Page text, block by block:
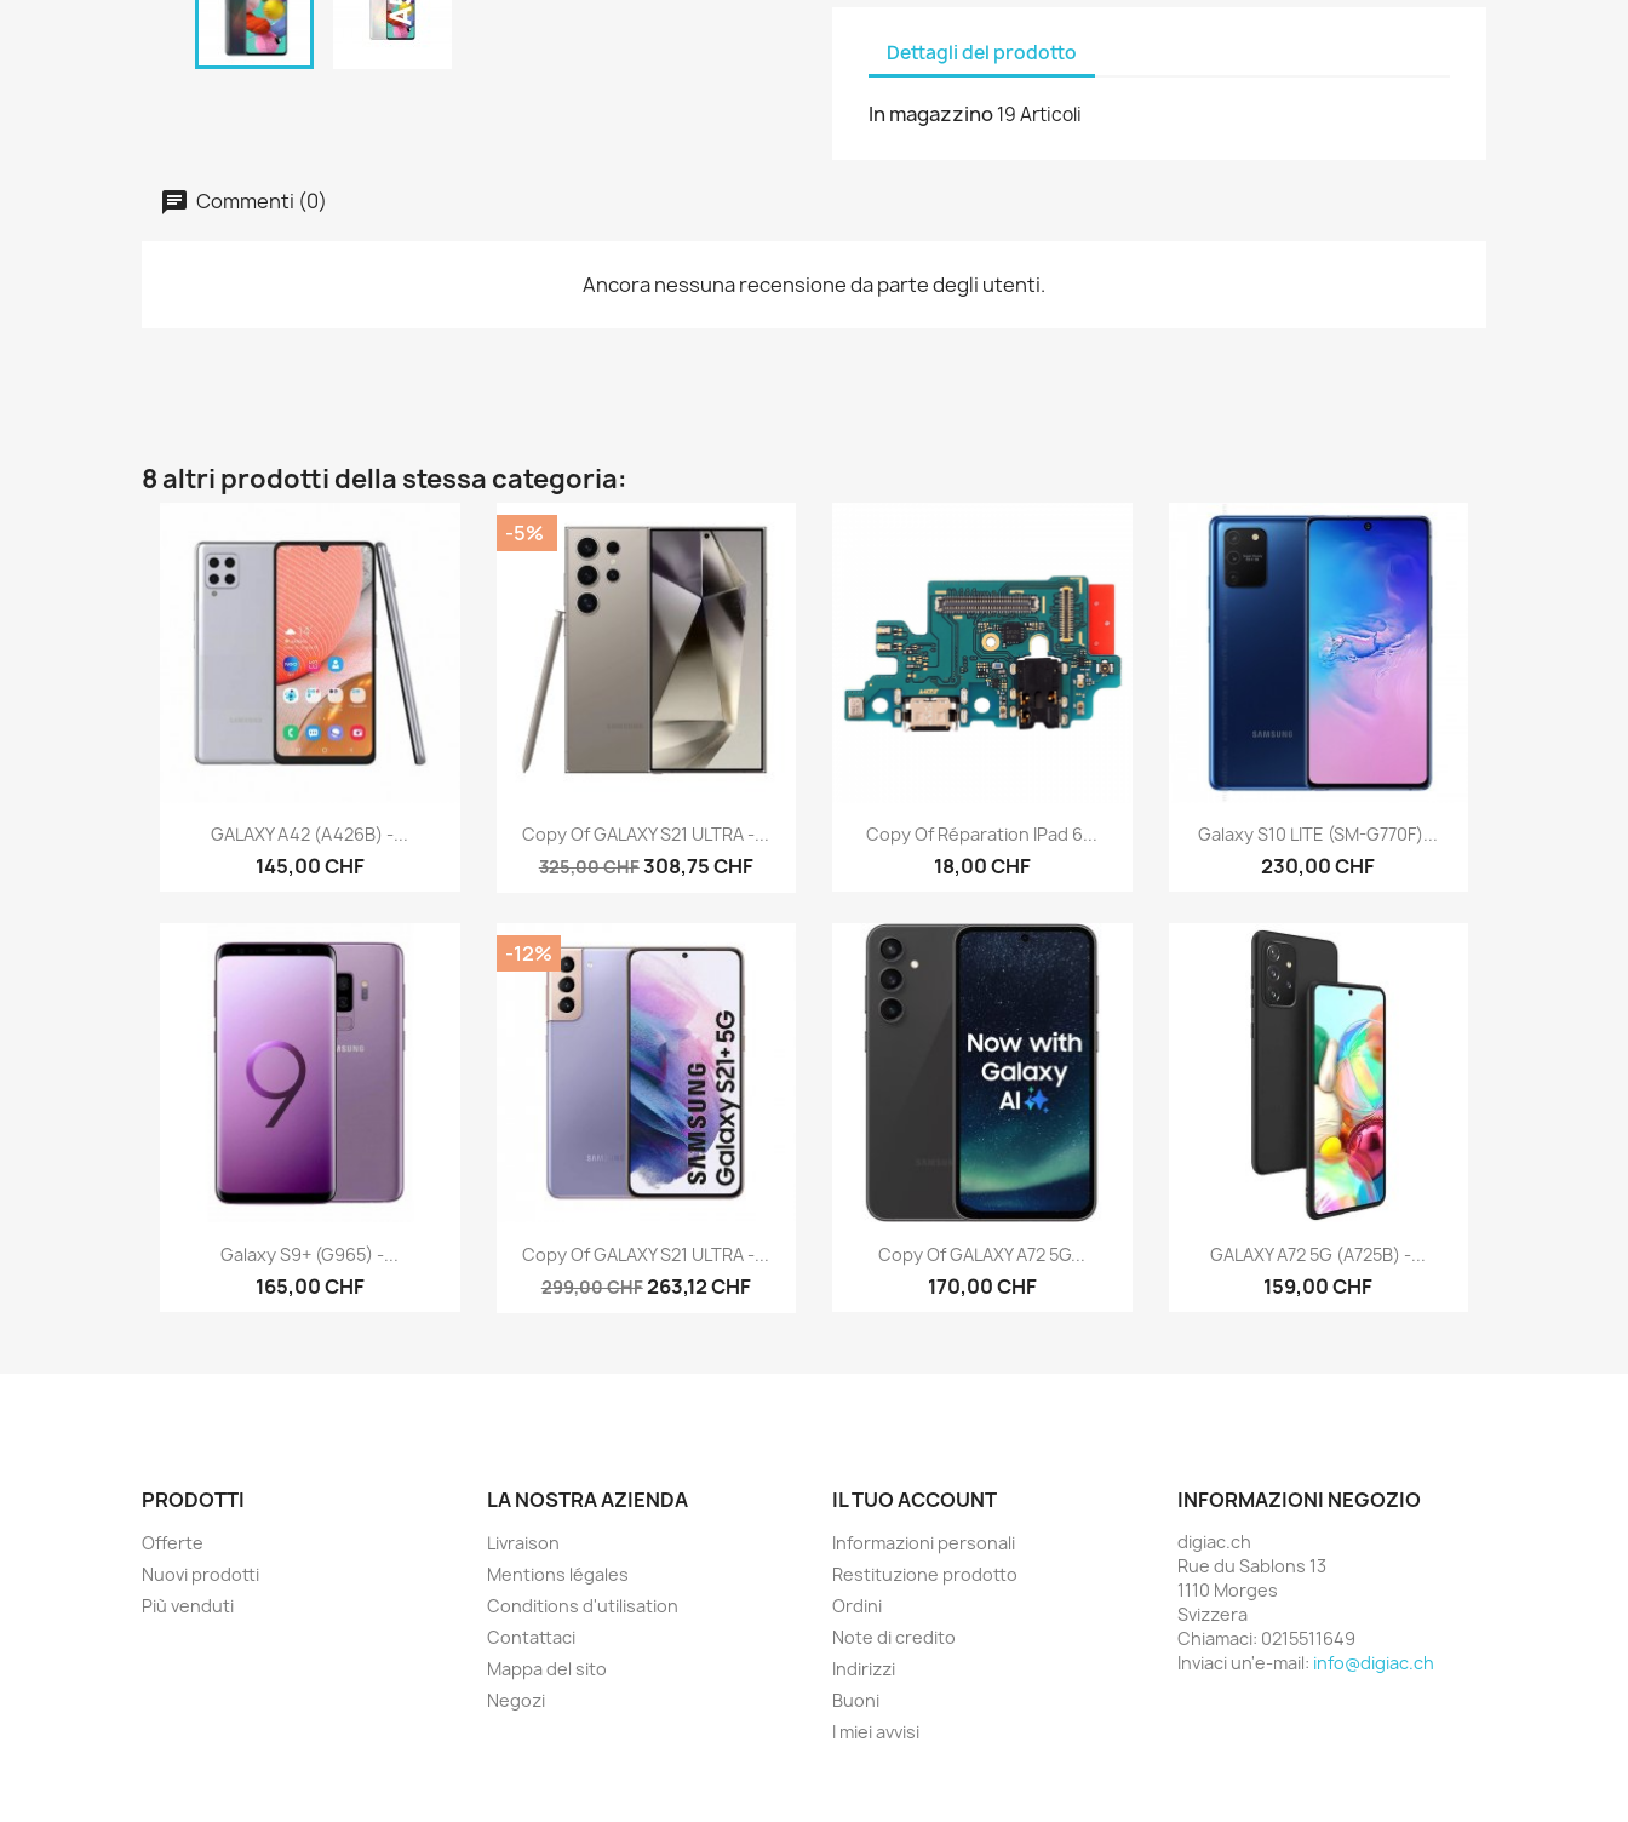
Dettagli del prodotto
In magazzino19 Articoli
Commenti (0)
Ancora nessuna recensione da parte degli utenti.
8 altri prodotti della stessa categoria:
Anteprima
GALAXY A42 (A426B) -...
145,00 CHF
Anteprima
Copy Of GALAXY S21 ULTRA -...
325,00 CHF308,75 CHF
-5%
Anteprima
Copy Of Réparation IPad 6...
18,00 CHF
Anteprima
Galaxy S10 LITE (SM-G770F)...
230,00 CHF
Anteprima
Galaxy S9+ (G965) -...
165,00 CHF
Anteprima
Copy Of GALAXY S21 ULTRA -...
299,00 CHF263,12 CHF
-12%
Anteprima
Copy Of GALAXY A72 5G...
170,00 CHF
Anteprima
GALAXY A72 5G (A725B) -...
159,00 CHF
PRODOTTI
Offerte
Nuovi prodotti
Più venduti
LA NOSTRA AZIENDA
Livraison
Mentions légales
Conditions d'utilisation
Contattaci
Mappa del sito
Negozi
IL TUO ACCOUNT
Informazioni personali
Restituzione prodotto
Ordini
Note di credito
Indirizzi
Buoni
I miei avvisi
INFORMAZIONI NEGOZIO
digiac.ch
Rue du Sablons 13
1110 Morges
Svizzera
Chiamaci: 0215511649
Inviaci un'e-mail: info@digiac.ch